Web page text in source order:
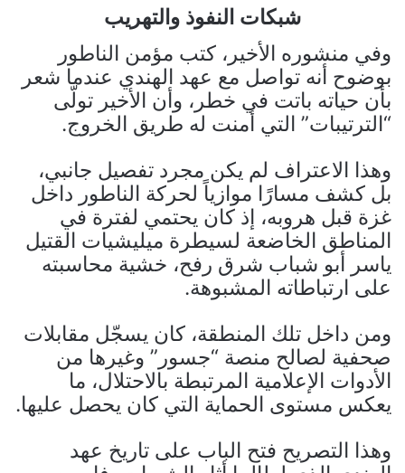
شبكات النفوذ والتهريب
وفي منشوره الأخير، كتب مؤمن الناطور
بوضوح أنه تواصل مع عهد الهندي عندما شعر
بأن حياته باتت في خطر، وأن الأخير تولّى
“الترتيبات” التي أمنت له طريق الخروج.
وهذا الاعتراف لم يكن مجرد تفصيل جانبي،
بل كشف مسارًا موازياً لحركة الناطور داخل
غزة قبل هروبه، إذ كان يحتمي لفترة في
المناطق الخاضعة لسيطرة ميليشيات القتيل
ياسر أبو شباب شرق رفح، خشية محاسبته
على ارتباطاته المشبوهة.
ومن داخل تلك المنطقة، كان يسجّل مقابلات
صحفية لصالح منصة “جسور” وغيرها من
الأدوات الإعلامية المرتبطة بالاحتلال، ما
يعكس مستوى الحماية التي كان يحصل عليها.
وهذا التصريح فتح الباب على تاريخ عهد